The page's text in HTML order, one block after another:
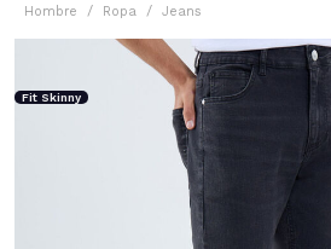
Hombre Ropa Jeans
Fit Skinny